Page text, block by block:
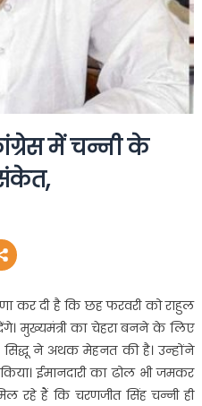
में चन्नी के
कर दी है कि छह फरवरी को राहुल
मुख्यमंत्री का चेहरा बनने के लिए
सिद्धू ने अथक मेहनत की है। उन्होंने
ईमानदारी का ढोल भी जमकर
रहे हैं कि चरणजीत सिंह चन्नी ही